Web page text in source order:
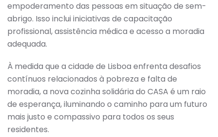
empoderamento das pessoas em situação de sem-
abrigo. Isso inclui iniciativas de capacitação
profissional, assistência médica e acesso a moradia
adequada.
À medida que a cidade de Lisboa enfrenta desafios
contínuos relacionados à pobreza e falta de
moradia, a nova cozinha solidária do CASA é um raio
de esperança, iluminando o caminho para um futuro
mais justo e compassivo para todos os seus
residentes.